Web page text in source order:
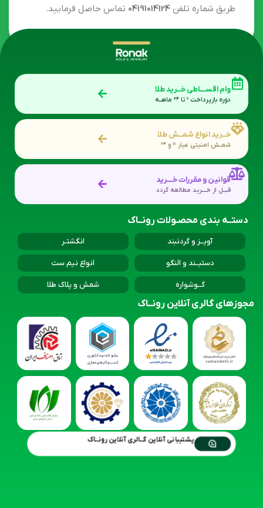
پروسه ارسال تحویل شرکت های پستی میگردد و در صورت
زمان دریافت مرسوله بر اساس شهریکه ساکن هستید
(پس از طی مراحل تایید اعتبار، پردازش و بسته بندی)
بین24 تا 96 ساعت کاری
میباشد. در صورت مغایرت یا
ناقص بودن اطلاعات سکونت و هویتی سفارش وارد مرحله
ارسال نخواهد گردید.
در صورت نیاز به پشتیبانی و مشاوره خرید و بخش
اقساطی هم از طریق وبسایت ، پشتیبانی آنلاین و هم از
طریق شماره تلفن04191014124
دوره بازپرداخت 6 تا 24 ماهــه
خــرید انواع شمــش طلا
شمــش امنیتی عیار 18 و 24
قوانین و مقررات خـــرید
قبــل از خــــرید مطالعه گردد
دستــه بندی محصـولات رونــاک
آویــز و گردنبند انگشتـر
دستبــند و النگو انواع نیم ست
گــوشواره شمش و پلاک طلا
مجوزهای گالری آنلاین رونــاک